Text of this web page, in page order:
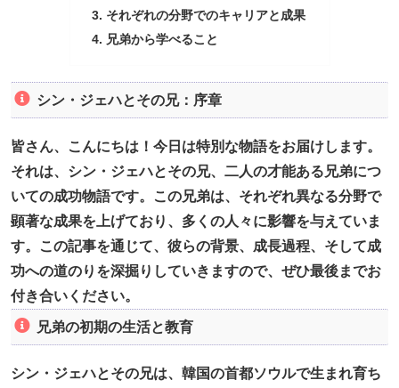
それぞれの分野でのキャリアと成果
兄弟から学べること
シン・ジェハとその兄：序章
皆さん、こんにちは！今日は特別な物語をお届けします。
それは、シン・ジェハとその兄、二人の才能ある兄弟につ
いての成功物語です。この兄弟は、それぞれ異なる分野で
顕著な成果を上げており、多くの人々に影響を与えていま
す。この記事を通じて、彼らの背景、成長過程、そして成
功への道のりを深掘りしていきますので、ぜひ最後までお
付き合いください。
兄弟の初期の生活と教育
シン・ジェハとその兄は、韓国の首都ソウルで生まれ育ち